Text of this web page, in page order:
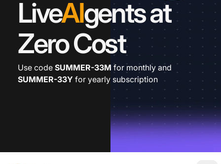
LiveAIgents at
Zero Cost
Use code SUMMER-33M for monthly and
SUMMER-33Y for yearly subscription